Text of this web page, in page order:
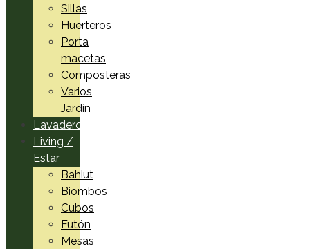
Sillas
Huerteros
Porta
macetas
Composteras
Varios
Jardín
Lavadero
Living /
Estar
Bahiut
Biombos
Cubos
Futón
Mesas